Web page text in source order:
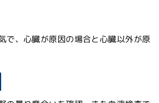
で、心臓が原因の場合と心臓以外が原